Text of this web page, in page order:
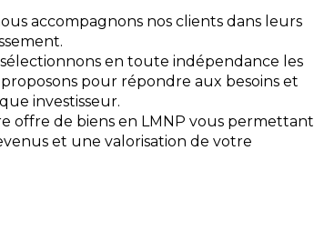
accompagnons nos clients dans leurs
en toute indépendance les
pour répondre aux besoins et
investisseur.
offre de biens en LMNP vous permettant
et une valorisation de votre